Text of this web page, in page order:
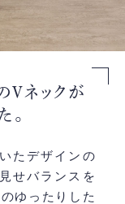
Vネックが
。
たデザインの
せバランスを
ゆったりした